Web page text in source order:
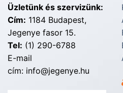
Üzletünk és szervizünk:
Cím: 1184 Budapest,
Jegenye fasor 15.
Tel: (1) 290-6788
E-mail
cím: info@jegenye.hu